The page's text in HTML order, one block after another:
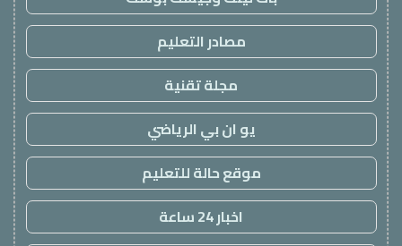
مصادر التعليم
مجلة تقنية
يو ان بي الرياضي
موقع حالة للتعليم
اخبار 24 ساعة